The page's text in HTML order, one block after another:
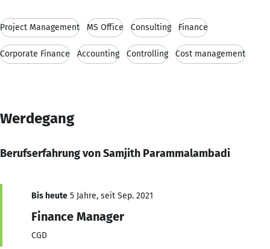
Project Management MS Office Consulting Finance
Corporate Finance Accounting Controlling Cost management
Werdegang
Berufserfahrung von Samjith Parammalambadi
Bis heute 5 Jahre, seit Sep. 2021
Finance Manager
CGD